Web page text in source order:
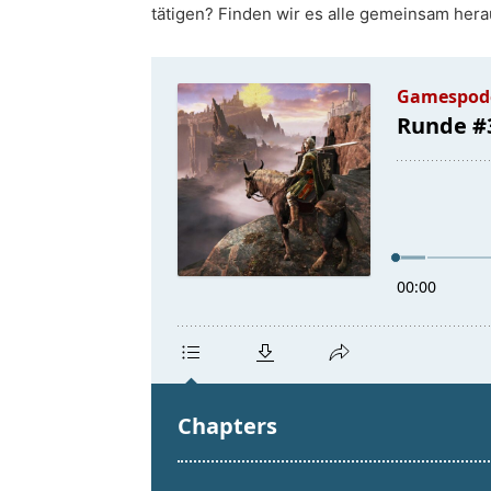
tätigen? Finden wir es alle gemeinsam